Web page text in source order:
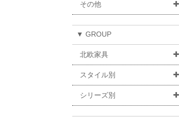
その他
▼ GROUP
北欧家具
スタイル別
シリーズ別